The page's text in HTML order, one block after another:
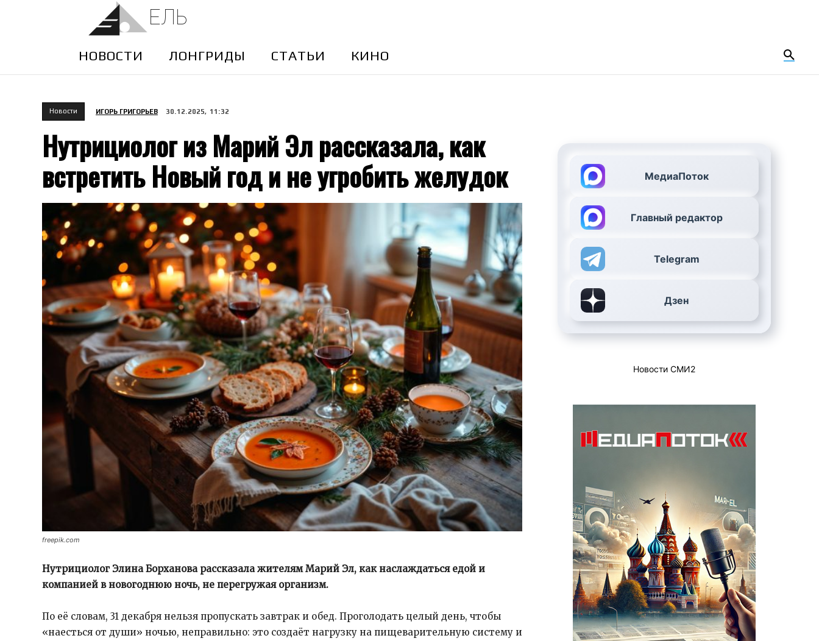
ЕЛЬ
НОВОСТИ ЛОНГРИДЫ CТАТЬИ КИНО
Новости ИГОРЬ ГРИГОРЬЕВ 30.12.2025, 11:32
Нутрициолог из Марий Эл рассказала, как
встретить Новый год и не угробить желудок
freepik.com
Нутрициолог Элина Борханова рассказала жителям Марий Эл, как наслаждаться едой и
компанией в новогоднюю ночь, не перегружая организм.
По её словам, 31 декабря нельзя пропускать завтрак и обед. Проголодать целый день, чтобы
«наесться от души» ночью, неправильно: это создаёт нагрузку на пищеварительную систему и
МедиаПоток
Главный редактор
Telegram
Дзен
Новости СМИ2